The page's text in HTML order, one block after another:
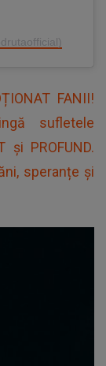
FANII!
sufletele
și PROFUND.
speranțe și